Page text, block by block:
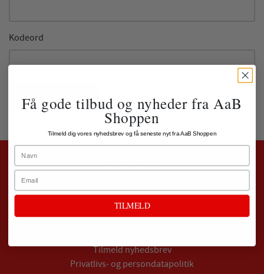
Kodeord
LOG IND GLEMT LOGIN ?
AaB Shoppen
Telefon:+45 96 35 59 00
support@aabshoppen.dk
Tilmeld nyhedsbrev
Privatlivs- og persondatapolitik
Få gode tilbud og nyheder fra AaB
Shoppen
Tilmeld dig vores nyhedsbrev og få seneste nyt fra AaB Shoppen
Name
Email
TILMELD